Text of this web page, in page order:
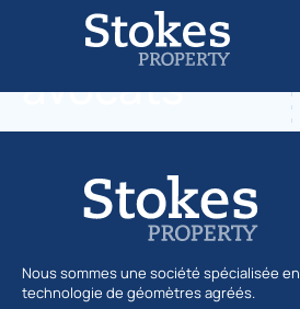
Catégorie :
avocats
Nous sommes une société spécialisée en
technologie de géomètres agréés.